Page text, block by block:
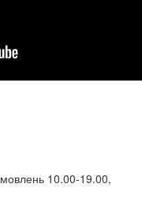
10.00-19.00,